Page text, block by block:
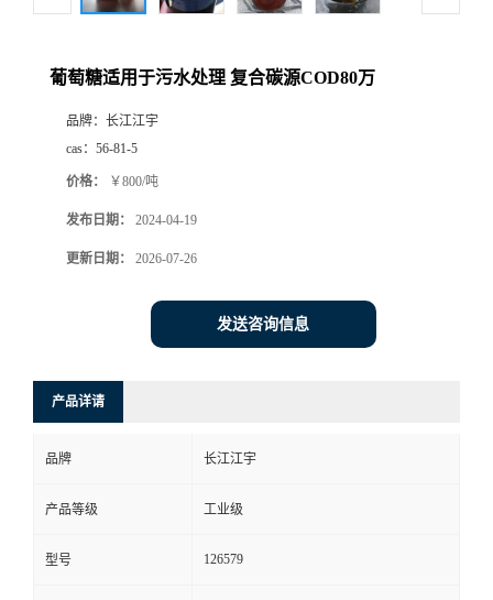
葡萄糖适用于污水处理 复合碳源COD80万
品牌： 长江江宇
cas： 56-81-5
价格： ￥800/吨
发布日期： 2024-04-19
更新日期： 2026-07-26
发送咨询信息
产品详请
品牌 长江江宇
产品等级 工业级
型号 126579